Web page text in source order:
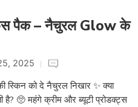
पैक – नैचुरल Glow के
2025
को दे नैचुरल निखार ✨ क्या
🥺 महंगे क्रीम और ब्यूटी प्रोडक्ट्स